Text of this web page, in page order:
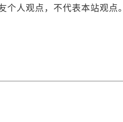
个人观点，不代表本站观点。